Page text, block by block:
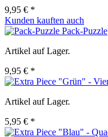
9,95 € *
Kunden kauften auch
Pack-Puzzle
Artikel auf Lager.
9,95 € *
Artikel auf Lager.
5,95 € *